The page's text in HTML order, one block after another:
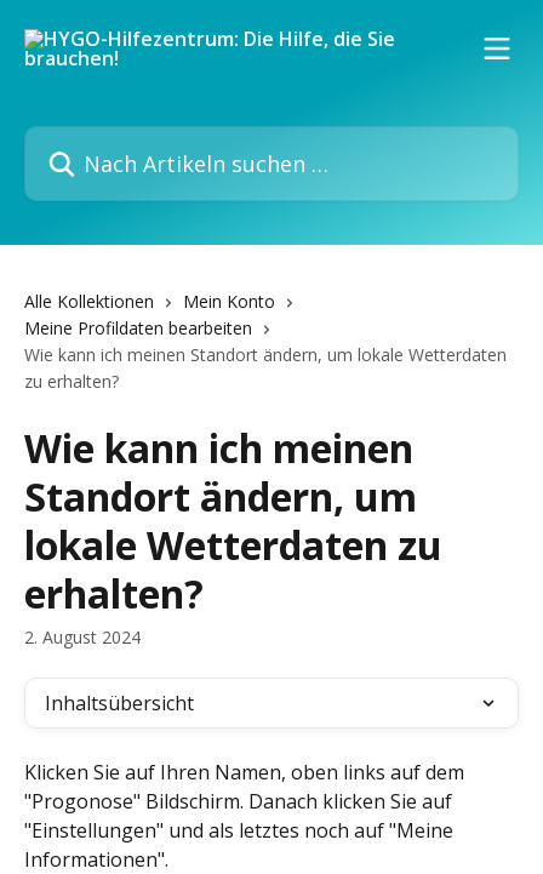
Nach Artikeln suchen …
Alle Kollektionen
Mein Konto
Meine Profildaten bearbeiten
Wie kann ich meinen Standort ändern, um lokale Wetterdaten
zu erhalten?
Wie kann ich meinen
Standort ändern, um
lokale Wetterdaten zu
erhalten?
2. August 2024
Inhaltsübersicht
Klicken Sie auf Ihren Namen, oben links auf dem
"Progonose" Bildschirm. Danach klicken Sie auf
"Einstellungen" und als letztes noch auf "Meine
Informationen".